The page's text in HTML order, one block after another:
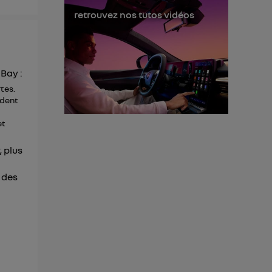
:
plus
retrouvez nos tutos vidéos
plus